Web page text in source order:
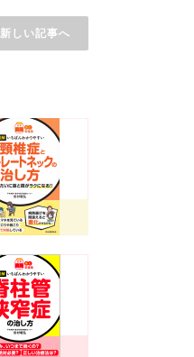
新しい記事へ